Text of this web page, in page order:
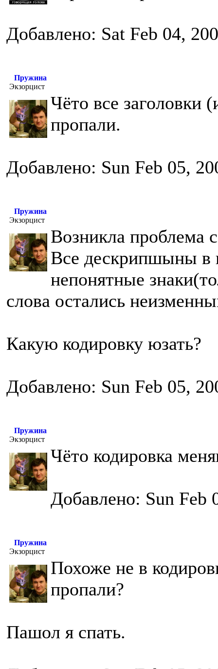
Добавлено: Sat Feb 04,
Пружина
Экзорцист
Чёто все заголовки
пропали.
Добавлено: Sun Feb 05,
Пружина
Экзорцист
Возникла проблема
Все дескрипшыны в
непонятные
слова остались
Какую кодировку юзать?
Добавлено: Sun Feb 05,
Пружина
Экзорцист
Чёто кодировка
Добавлено: Sun Feb
Пружина
Экзорцист
Похоже не в
пропали?
Пашол я спать.